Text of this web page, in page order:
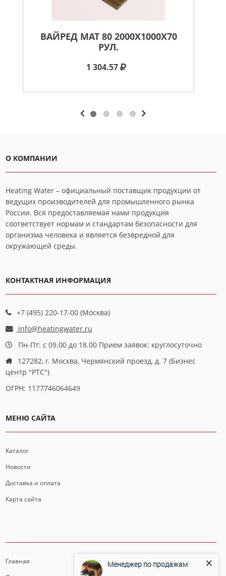
ВАЙРЕД МАТ 80 2000X1000X70
РУЛ.
1 304.57
О КОМПАНИИ
Heating Water – официальный поставщик продукции от
ведущих производителей для промышленного рынка
России. Вся предоставляемая нами продукция
соответствует нормам и стандартам безопасности для
организма человека и является безвредной для
окружающей среды.
КОНТАКТНАЯ ИНФОРМАЦИЯ
+7 (495) 220-17-00 (Москва)
info@heatingwater.ru
Пн-Пт: с 09.00 до 18.00 Прием заявок: круглосуточно
127282, г. Москва, Чермянский проезд, д. 7 (Бизнес
центр "РТС")
ОГРН: 1177746064649
МЕНЮ САЙТА
Каталог
Новости
Доставка и оплата
Карта сайта
Главная
Менеджер по продажам